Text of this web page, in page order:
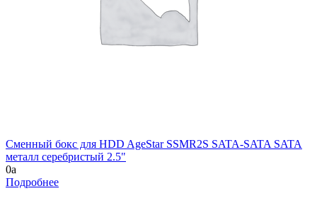
Сменный бокс для HDD AgeStar SSMR2S SATA-SATA SATA
металл серебристый 2.5"
0a
Подробнее